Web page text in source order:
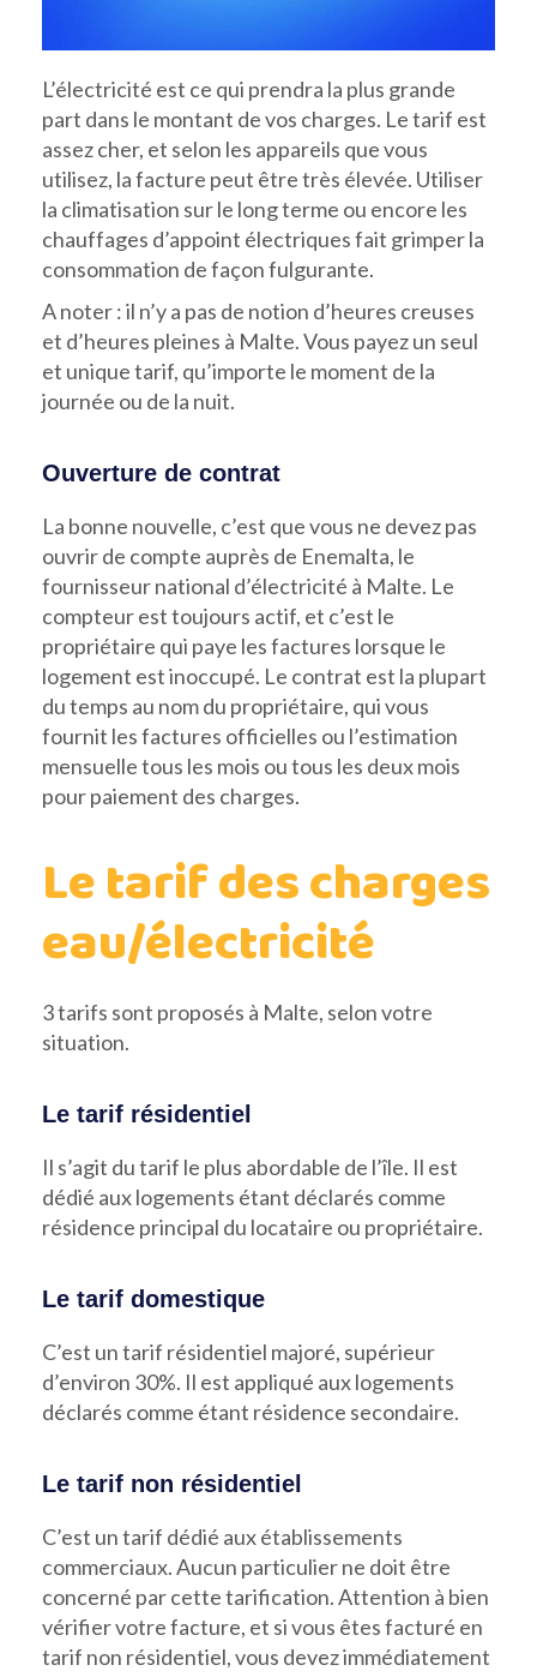
L’électricité est ce qui prendra la plus grande
part dans le montant de vos charges. Le tarif est
assez cher, et selon les appareils que vous
utilisez, la facture peut être très élevée. Utiliser
la climatisation sur le long terme ou encore les
chauffages d’appoint électriques fait grimper la
consommation de façon fulgurante.
A noter : il n’y a pas de notion d’heures creuses
et d’heures pleines à Malte. Vous payez un seul
et unique tarif, qu’importe le moment de la
journée ou de la nuit.
Ouverture de contrat
La bonne nouvelle, c’est que vous ne devez pas
ouvrir de compte auprès de Enemalta, le
fournisseur national d’électricité à Malte. Le
compteur est toujours actif, et c’est le
propriétaire qui paye les factures lorsque le
logement est inoccupé. Le contrat est la plupart
du temps au nom du propriétaire, qui vous
fournit les factures officielles ou l’estimation
mensuelle tous les mois ou tous les deux mois
pour paiement des charges.
Le tarif des charges
eau/électricité
3 tarifs sont proposés à Malte, selon votre
situation.
Le tarif résidentiel
Il s’agit du tarif le plus abordable de l’île. Il est
dédié aux logements étant déclarés comme
résidence principal du locataire ou propriétaire.
Le tarif domestique
C’est un tarif résidentiel majoré, supérieur
d’environ 30%. Il est appliqué aux logements
déclarés comme étant résidence secondaire.
Le tarif non résidentiel
C’est un tarif dédié aux établissements
commerciaux. Aucun particulier ne doit être
concerné par cette tarification. Attention à bien
vérifier votre facture, et si vous êtes facturé en
tarif non résidentiel, vous devez immédiatement